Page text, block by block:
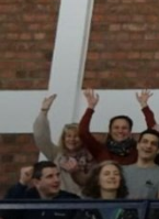
Zum
Inhalt
springen